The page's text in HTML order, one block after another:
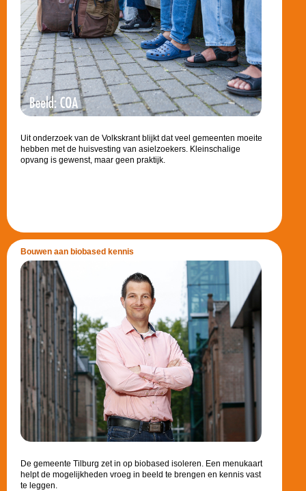
Uit onderzoek van de Volkskrant blijkt dat veel gemeenten moeite
hebben met de huisvesting van asielzoekers. Kleinschalige
opvang is gewenst, maar geen praktijk.
Bouwen aan biobased kennis
De gemeente Tilburg zet in op biobased isoleren. Een menukaart
helpt de mogelijkheden vroeg in beeld te brengen en kennis vast
te leggen.